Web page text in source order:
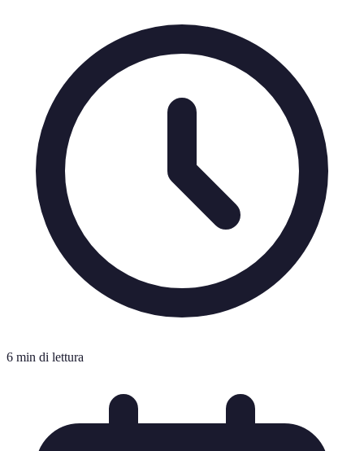
6 min di lettura